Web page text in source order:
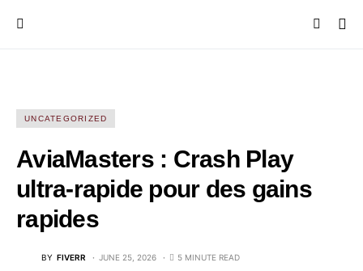
UNCATEGORIZED
AviaMasters : Crash Play
ultra-rapide pour des gains
rapides
BY FIVERR JUNE 25, 2026 5 MINUTE READ